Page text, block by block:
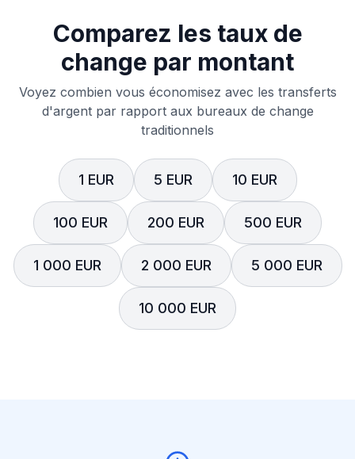
Comparez les taux de
change par montant
Voyez combien vous économisez avec les transferts
d'argent par rapport aux bureaux de change
traditionnels
1 EUR 5 EUR 10 EUR
100 EUR 200 EUR 500 EUR
1 000 EUR 2 000 EUR 5 000 EUR
10 000 EUR